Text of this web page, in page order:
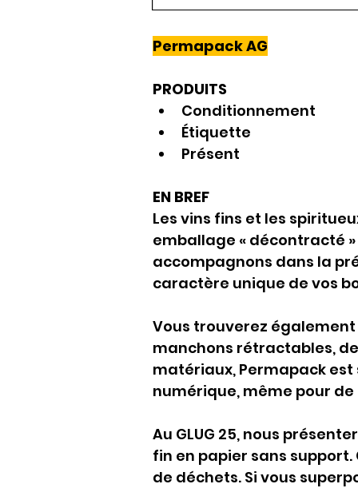
Permapack AG
PRODUITS
Conditionnement
Étiquette
Présent
EN BREF
Les vins fins et les
emballage « décontracté
accompagnons dans la
caractère unique de vos
Vous trouverez
manchons rétractables,
matériaux, Permapack
numérique, même pour
Au GLUG 25, nous
fin en papier sans
de déchets. Si vous